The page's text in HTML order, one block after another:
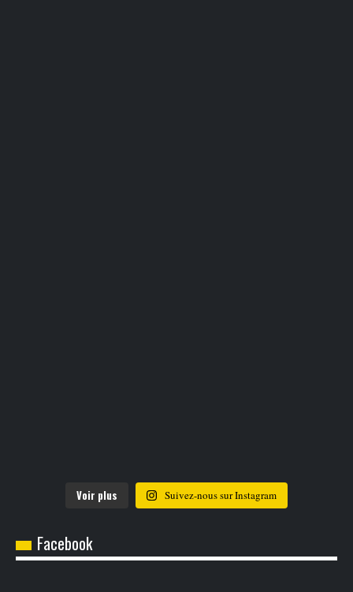
Voir plus Suivez-nous sur Instagram
Facebook